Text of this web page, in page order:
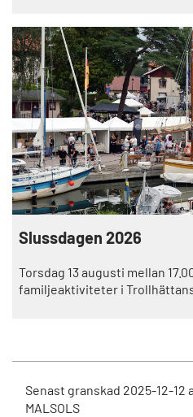
skapa ett Trollhättan i
Slussdagen 2026
Torsdag 13 augusti mellan
familjeaktiviteter i
Senast granskad 2025-12-12
MALSOLS